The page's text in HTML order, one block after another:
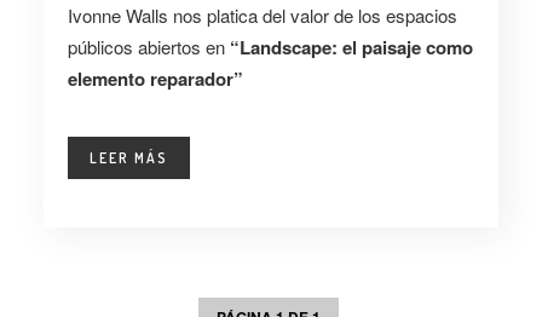
Ivonne Walls nos platica del valor de los espacios
públicos abiertos en “Landscape: el paisaje como
elemento reparador”
LEER MÁS